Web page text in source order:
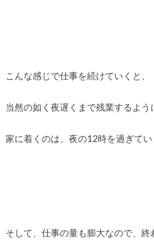
こんな感じで仕事を続けていくと、
当然の如く夜遅くまで残業するよう
家に着くのは、夜の12時を過ぎてい
そして、仕事の量も膨大なので、終